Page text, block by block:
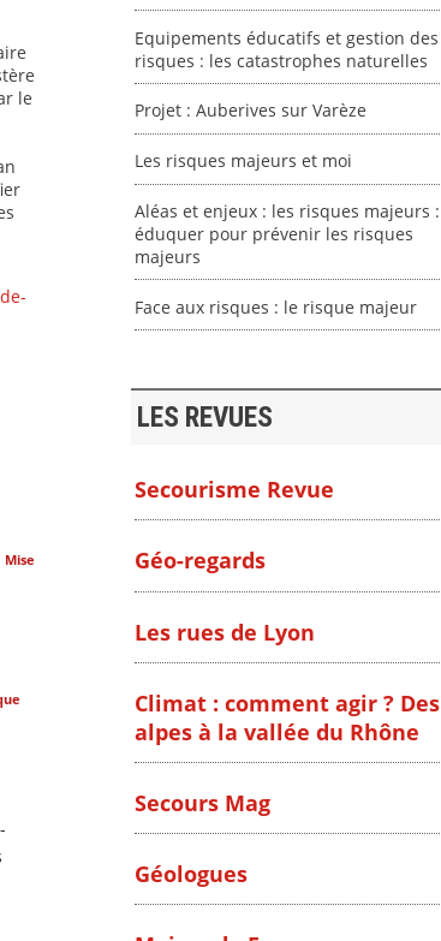
le
Equipements éducatifs et gestion des
risques : les catastrophes naturelles
Projet : Auberives sur Varèze
Les risques majeurs et moi
Aléas et enjeux : les risques majeurs :
éduquer pour prévenir les risques
majeurs
Face aux risques : le risque majeur
LES REVUES
Secourisme Revue
Géo-regards
Les rues de Lyon
Climat : comment agir ? Des
alpes à la vallée du Rhône
Secours Mag
Géologues